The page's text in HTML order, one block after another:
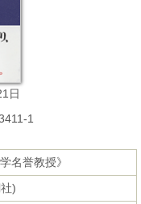
日
1
名誉教授》
)